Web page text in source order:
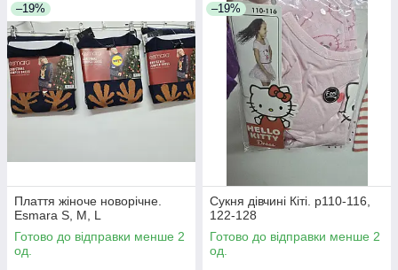
–19%
Плаття жіноче новорічне.
Esmara S, M, L
Готово до відправки менше 2
од.
–19%
Сукня дівчині Кіті. р110-116,
122-128
Готово до відправки менше 2
од.